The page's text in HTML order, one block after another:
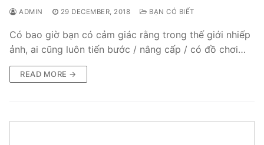
ADMIN 29 DECEMBER, 2018 BẠN CÓ BIẾT
Có bao giờ bạn có cảm giác rằng trong thế giới nhiếp
ảnh, ai cũng luôn tiến bước / nâng cấp / có đồ chơi…
READ MORE →